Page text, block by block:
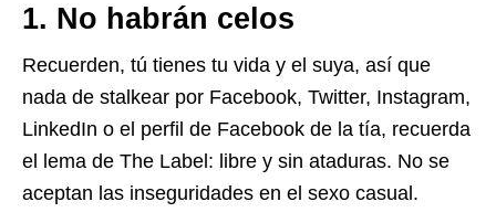
1. No habrán celos
Recuerden, tú tienes tu vida y el suya, así que
nada de stalkear por Facebook, Twitter, Instagram,
LinkedIn o el perfil de Facebook de la tía, recuerda
el lema de The Label: libre y sin ataduras. No se
aceptan las inseguridades en el sexo casual.